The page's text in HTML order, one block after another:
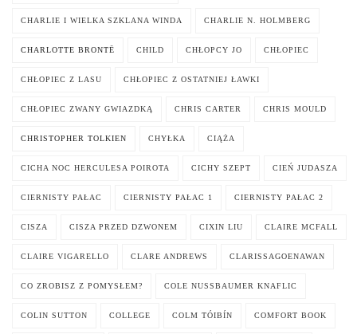
CHARLIE I WIELKA SZKLANA WINDA CHARLIE N. HOLMBERG
CHARLOTTE BRONTË CHILD CHŁOPCY JO CHŁOPIEC
CHŁOPIEC Z LASU CHŁOPIEC Z OSTATNIEJ ŁAWKI
CHŁOPIEC ZWANY GWIAZDKĄ CHRIS CARTER CHRIS MOULD
CHRISTOPHER TOLKIEN CHYŁKA CIĄŻA
CICHA NOC HERCULESA POIROTA CICHY SZEPT CIEŃ JUDASZA
CIERNISTY PAŁAC CIERNISTY PAŁAC 1 CIERNISTY PAŁAC 2
CISZA CISZA PRZED DZWONEM CIXIN LIU CLAIRE MCFALL
CLAIRE VIGARELLO CLARE ANDREWS CLARISSAGOENAWAN
CO ZROBISZ Z POMYSŁEM? COLE NUSSBAUMER KNAFLIC
COLIN SUTTON COLLEGE COLM TÓIBÍN COMFORT BOOK